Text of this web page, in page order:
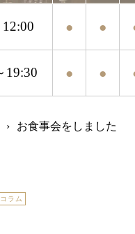
› お食事会をしました
コラム